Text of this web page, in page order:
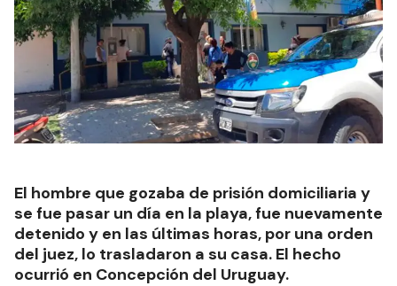
El hombre que gozaba de prisión domiciliaria y
se fue pasar un día en la playa, fue nuevamente
detenido y en las últimas horas, por una orden
del juez, lo trasladaron a su casa. El hecho
ocurrió en Concepción del Uruguay.